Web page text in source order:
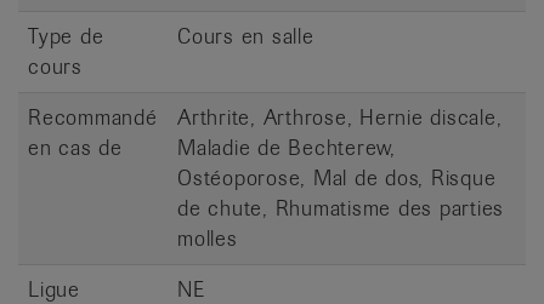
Type de
cours
Cours en salle
Recommandé
en cas de
Arthrite, Arthrose, Hernie discale,
Maladie de Bechterew,
Ostéoporose, Mal de dos, Risque
de chute, Rhumatisme des parties
molles
Ligue
NE